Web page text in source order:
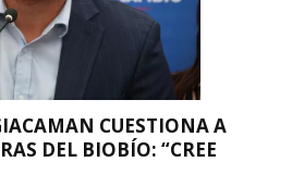
CUESTIONA A
DEL BIOBÍO: “CREE